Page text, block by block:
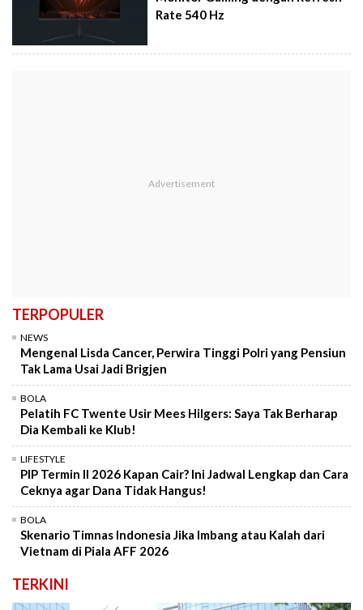
Rate 540 Hz
TERPOPULER
NEWS
Mengenal Lisda Cancer, Perwira Tinggi Polri yang Pensiun
Tak Lama Usai Jadi Brigjen
BOLA
Pelatih FC Twente Usir Mees Hilgers: Saya Tak Berharap
Dia Kembali ke Klub!
LIFESTYLE
PIP Termin II 2026 Kapan Cair? Ini Jadwal Lengkap dan Cara
Ceknya agar Dana Tidak Hangus!
BOLA
Skenario Timnas Indonesia Jika Imbang atau Kalah dari
Vietnam di Piala AFF 2026
TERKINI